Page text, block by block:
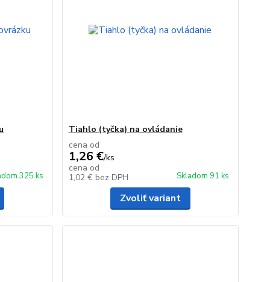
325 ks
Tiahlo (tyčka) na ovládanie
cena od
1,26 €/ks
cena od
1,02 € bez DPH Skladom 91 ks
Zvoliť variant